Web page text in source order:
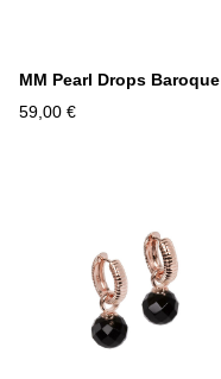
MM Pearl Drops Baroque
59,00 €